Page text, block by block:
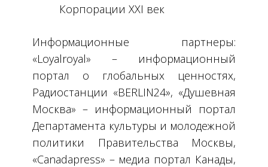
Корпорации XXI век
Информационные партнеры:
«Loyalroyal» – информационный
портал о глобальных ценностях,
Радиостанции «BERLIN24», «Душевная
Москва» – информационный портал
Департамента культуры и молодежной
политики Правительства Москвы,
«Canadapress» – медиа портал Канады,